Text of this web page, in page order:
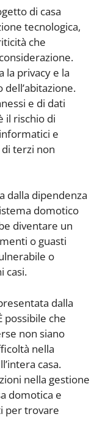
di casa
tecnologica,
che
la privacy e la
e di dati
il rischio di
e
terzi non
dalla dipendenza
domotico
diventare un
o guasti
o
casi.
dalla
possibile che
non siano
nella
casa.
nella gestione
domotica e
per trovare